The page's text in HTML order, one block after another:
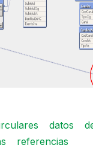
datos
referencias